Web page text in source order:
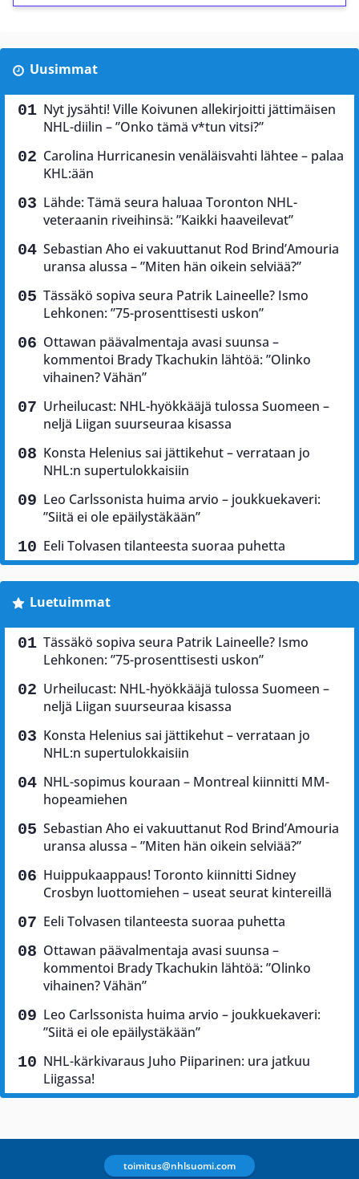
Uusimmat
Nyt jysähti! Ville Koivunen allekirjoitti jättimäisen
NHL-diilin – ”Onko tämä v*tun vitsi?”
Carolina Hurricanesin venäläisvahti lähtee – palaa
KHL:ään
Lähde: Tämä seura haluaa Toronton NHL-
veteraanin riveihinsä: ”Kaikki haaveilevat”
Sebastian Aho ei vakuuttanut Rod Brind’Amouria
uransa alussa – ”Miten hän oikein selviää?”
Tässäkö sopiva seura Patrik Laineelle? Ismo
Lehkonen: ”75-prosenttisesti uskon”
Ottawan päävalmentaja avasi suunsa –
kommentoi Brady Tkachukin lähtöä: ”Olinko
vihainen? Vähän”
Urheilucast: NHL-hyökkääjä tulossa Suomeen –
neljä Liigan suurseuraa kisassa
Konsta Helenius sai jättikehut – verrataan jo
NHL:n supertulokkaisiin
Leo Carlssonista huima arvio – joukkuekaveri:
”Siitä ei ole epäilystäkään”
Eeli Tolvasen tilanteesta suoraa puhetta
Luetuimmat
Tässäkö sopiva seura Patrik Laineelle? Ismo
Lehkonen: ”75-prosenttisesti uskon”
Urheilucast: NHL-hyökkääjä tulossa Suomeen –
neljä Liigan suurseuraa kisassa
Konsta Helenius sai jättikehut – verrataan jo
NHL:n supertulokkaisiin
NHL-sopimus kouraan – Montreal kiinnitti MM-
hopeamiehen
Sebastian Aho ei vakuuttanut Rod Brind’Amouria
uransa alussa – ”Miten hän oikein selviää?”
Huippukaappaus! Toronto kiinnitti Sidney
Crosbyn luottomiehen – useat seurat kintereillä
Eeli Tolvasen tilanteesta suoraa puhetta
Ottawan päävalmentaja avasi suunsa –
kommentoi Brady Tkachukin lähtöä: ”Olinko
vihainen? Vähän”
Leo Carlssonista huima arvio – joukkuekaveri:
”Siitä ei ole epäilystäkään”
NHL-kärkivaraus Juho Piiparinen: ura jatkuu
Liigassa!
toimitus@nhlsuomi.com